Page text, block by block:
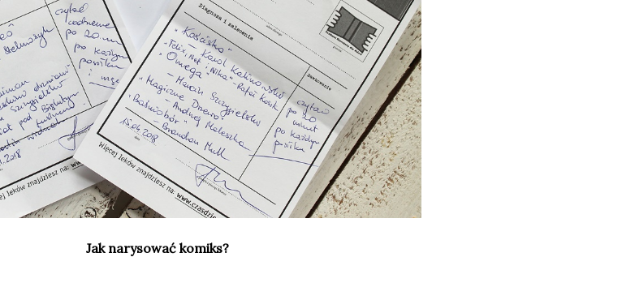
Jak narysować komiks?